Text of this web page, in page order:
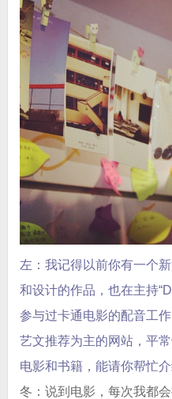
左：我记得以前你有一个
和设计的作品，也在主持
参与过卡通电影的配音工
艺文推荐为主的网站，平
电影和书籍，能请你帮忙
冬：说到电影，每次我都